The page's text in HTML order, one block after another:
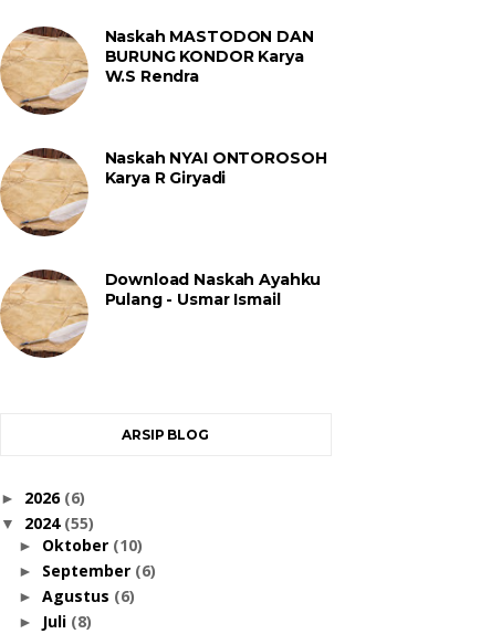
Naskah MASTODON DAN
BURUNG KONDOR Karya
W.S Rendra
Naskah NYAI ONTOROSOH
Karya R Giryadi
Download Naskah Ayahku
Pulang - Usmar Ismail
ARSIP BLOG
► 2026 (6)
▼ 2024 (55)
► Oktober (10)
► September (6)
►Agustus (6)
► Juli (8)